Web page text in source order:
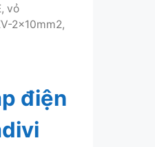
vỏ
2x10mm2,
điện